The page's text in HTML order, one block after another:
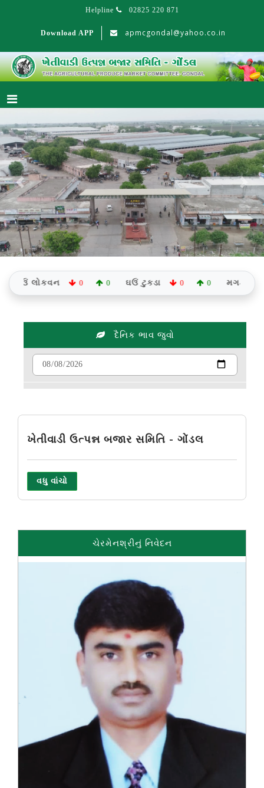
Helpline 02825 220 871
Download APP apmcgondal@yahoo.co.in
લોકવન ઘઉં ટુકડા મગફળી જીણી
દૈનિક ભાવ જુવો
ખેતીવાડી ઉત્પન્ન બજાર સમિતિ - ગોંડલ
વધુ વાંચો
ચેરમેનશ્રીનું નિવેદન